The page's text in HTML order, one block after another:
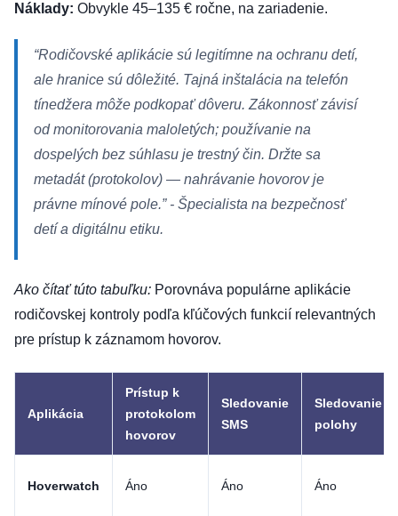
Náklady: Obvykle 45–135 € ročne, na zariadenie.
“Rodičovské aplikácie sú legitímne na ochranu detí,
ale hranice sú dôležité. Tajná inštalácia na telefón
tínedžera môže podkopať dôveru. Zákonnosť závisí
od monitorovania maloletých; používanie na
dospelých bez súhlasu je trestný čin. Držte sa
metadát (protokolov) — nahrávanie hovorov je
právne mínové pole.”- Špecialista na bezpečnosť
detí a digitálnu etiku.
Ako čítať túto tabuľku: Porovnáva populárne aplikácie
rodičovskej kontroly podľa kľúčových funkcií relevantných
pre prístup k záznamom hovorov.
Aplikácia
Prístup k
protokolom
hovorov
Sledovanie
SMS
Sledovanie
polohy
Hoverwatch Áno Áno Áno